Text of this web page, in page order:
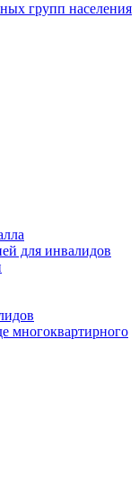
групп населения
для инвалидов
многоквартирного